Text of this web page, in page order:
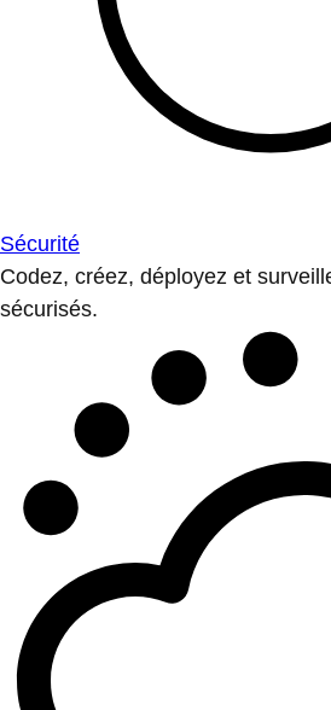
Sécurité
Codez, créez, déployez et
sécurisés.